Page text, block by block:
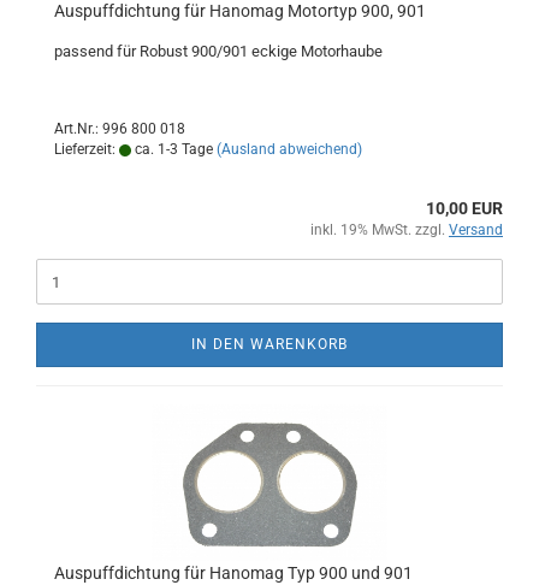
Auspuffdichtung für Hanomag Motortyp 900, 901
passend für Robust 900/901 eckige Motorhaube
Art.Nr.: 996 800 018
Lieferzeit:
ca. 1-3 Tage (Ausland abweichend)
10,00 EUR
inkl. 19% MwSt. zzgl. Versand
IN DEN WARENKORB
Auspuffdichtung für Hanomag Typ 900 und 901